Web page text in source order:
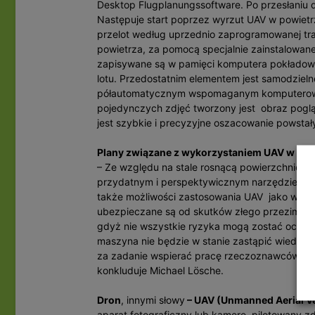
Desktop Flugplanungssoftware. Po
Następuje start poprzez wyrzut UAV w
przelot według uprzednio zaprogramowanej
powietrza, za pomocą specjalnie
zapisywane są w pamięci komputera
lotu. Przedostatnim elementem jest
półautomatycznym wspomaganym
pojedynczych zdjęć tworzony jest obraz
jest szybkie i precyzyjne oszacowanie
Plany związane z wykorzystaniem UAV w
– Ze względu na stale rosnącą powierzchnię
przydatnym i perspektywicznym narzędziem
także możliwości zastosowania UAV jako
ubezpieczane są od skutków złego
gdyż nie wszystkie ryzyka mogą zostać
maszyna nie będzie w stanie zastąpić wiedzy
za zadanie wspierać pracę rzeczoznawców i
konkluduje Michael Lösche.
Dron, innymi słowy – UAV (Unmanned Aerial